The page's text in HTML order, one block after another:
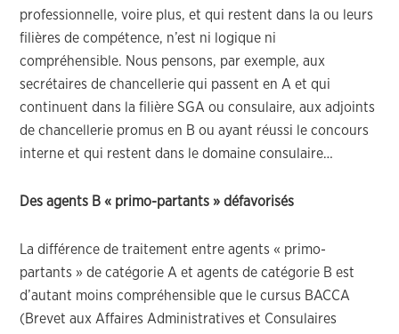
professionnelle, voire plus, et qui restent dans la ou leurs
filières de compétence, n’est ni logique ni
compréhensible. Nous pensons, par exemple, aux
secrétaires de chancellerie qui passent en A et qui
continuent dans la filière SGA ou consulaire, aux adjoints
de chancellerie promus en B ou ayant réussi le concours
interne et qui restent dans le domaine consulaire…
Des agents B « primo-partants » défavorisés
La différence de traitement entre agents « primo-
partants » de catégorie A et agents de catégorie B est
d’autant moins compréhensible que le cursus BACCA
(Brevet aux Affaires Administratives et Consulaires